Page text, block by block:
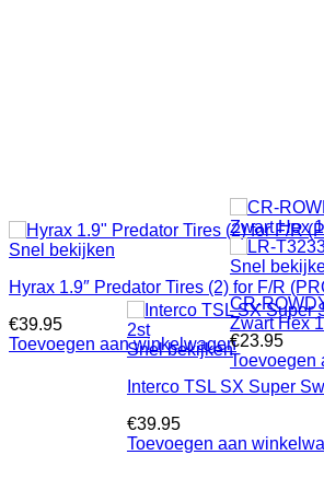
Snel bekijken
Hyrax 1.9″ Predator Tires (2) for F/R
€39.95
Toevoegen aan winkelwagen
Snel bekijken
Interco TSL SX Super
€39.95
Toevoegen aan
Snel
CR-
Zwart Hex
€23.95
Toevoegen